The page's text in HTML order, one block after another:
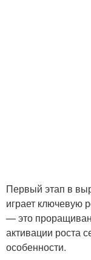
Первый этап в
играет ключевую
— это
активации роста
особенности.